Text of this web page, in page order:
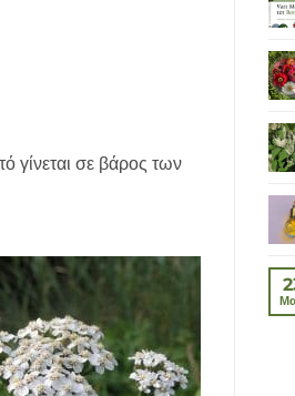
γίνεται σε βάρος των